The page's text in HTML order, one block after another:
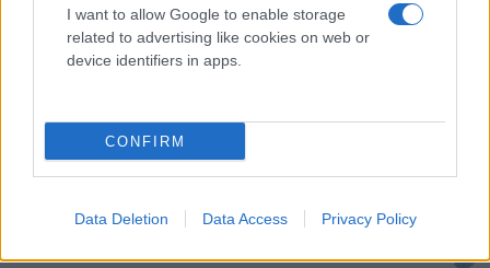
I want to allow Google to enable storage
related to advertising like cookies on web or
device identifiers in apps.
CONFIRM
Data Deletion Data Access Privacy Policy
Νίκος Καλογερόπουλος: Ο καλλιτέχνης μέσα από
το έργο του και ο άνθρωπος μέσα από τις ατάκες
του
10.08.2026 ΒΑΣΊΛΗΣ ΑΝΔΡΙΤΣΆΝΟΣ